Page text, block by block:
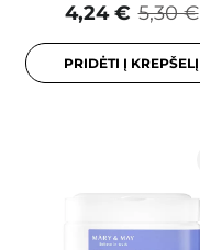
5,30 €
4,24 €
PRIDĖTI Į KREPŠELĮ